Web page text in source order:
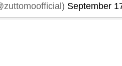
September